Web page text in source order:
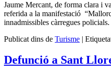
Jaume Mercant, de forma clara i
referida a la manifestació
innadmissibles càrregues policials.
Publicat dins de Turisme |
Defunció a Sant